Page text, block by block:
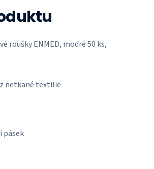
roušky ENMED, modré 50 ks,
netkané textilie
pásek